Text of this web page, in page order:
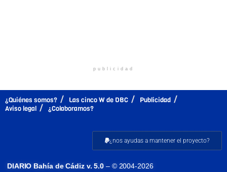
publicidad
¿Quiénes somos? Las cinco W de DBC
Publicidad
Aviso legal
¿Colaboramos?
¿nos ayudas a mantener el proyecto?
DIARIO Bahía de Cádiz v. 5.0 – © 2004-2026